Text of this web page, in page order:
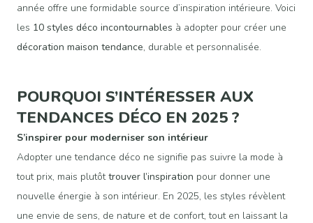
année offre une formidable source d’inspiration intérieure. Voici
les 10 styles déco incontournables à adopter pour créer une
décoration maison tendance, durable et personnalisée.
POURQUOI S’INTÉRESSER AUX
TENDANCES DÉCO EN 2025 ?
S’inspirer pour moderniser son intérieur
Adopter une tendance déco ne signifie pas suivre la mode à
tout prix, mais plutôttrouver l’inspiration pour donner une
nouvelle énergie à son intérieur. En 2025, les styles révèlent
une envie de sens, de nature et de confort, tout en laissant la